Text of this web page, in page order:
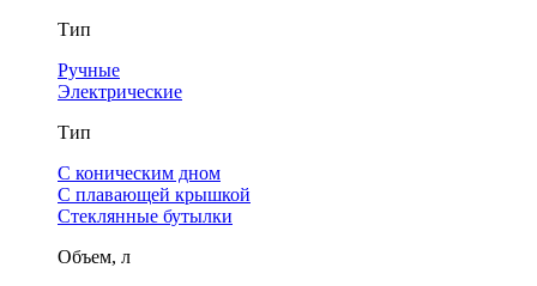
Тип
Ручные
Электрические
Тип
С коническим дном
С плавающей крышкой
Стеклянные бутылки
Объем, л